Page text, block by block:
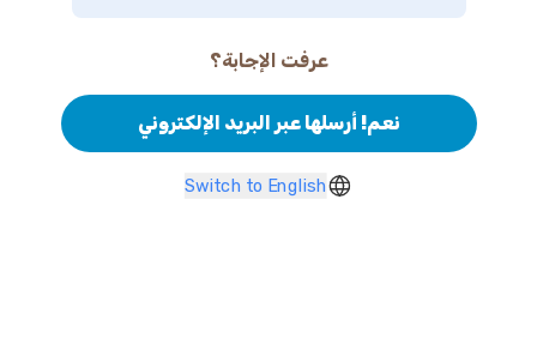
عرفت الإجابة؟
نعم! أرسلها عبر البريد الإلكتروني
Switch to English